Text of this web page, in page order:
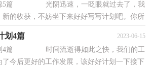
锦5篇 光阴迅速，一眨眼就过去了，我
的收获，不妨坐下来好好写写计划吧。你所
划4篇 2023-06-15
划4篇 时间流逝得如此之快，我们的工
今后更好的工作发展，该好好计划一下接下